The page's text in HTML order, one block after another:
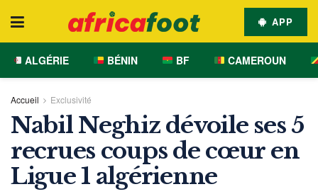
APP
ALGÉRIE BÉNIN BF CAMEROUN
Accueil Exclusivité
Nabil Neghiz dévoile ses 5
recrues coups de cœur en
Ligue 1 algérienne